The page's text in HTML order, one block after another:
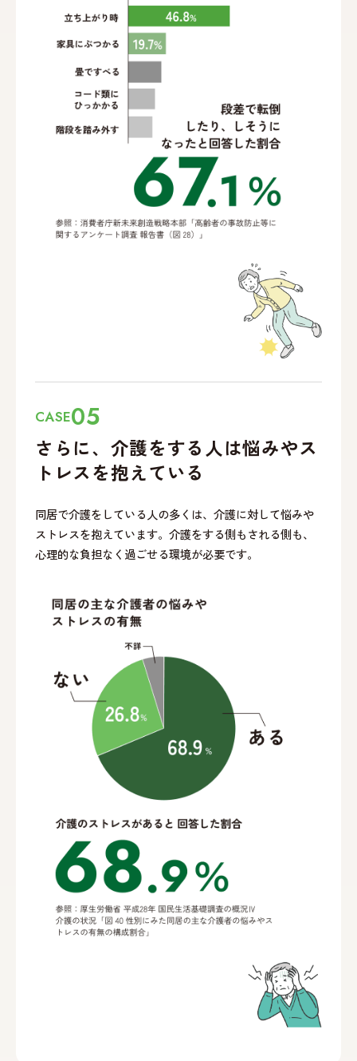
CASE05
さらに、介護をする人は悩みやス
トレスを抱えている
同居で介護をしている人の多くは、介護に対して悩みや
ストレスを抱えています。介護をする側もされる側も、
心理的な負担なく過ごせる環境が必要です。